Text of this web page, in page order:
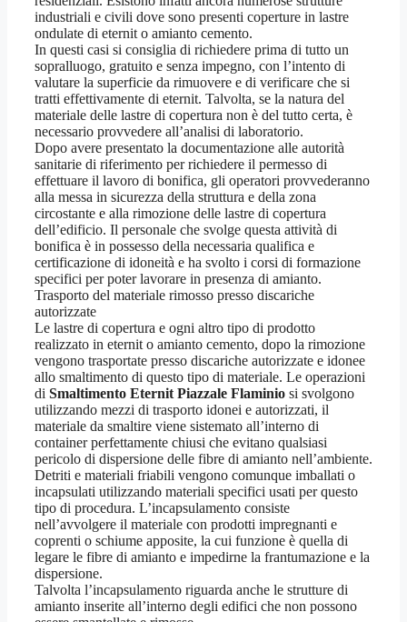
industriali e civili dove sono presenti coperture in lastre
ondulate di eternit o amianto cemento.
In questi casi si consiglia di richiedere prima di tutto un
sopralluogo, gratuito e senza impegno, con l’intento di
valutare la superficie da rimuovere e di verificare che si
tratti effettivamente di eternit. Talvolta, se la natura del
materiale delle lastre di copertura non è del tutto certa, è
necessario provvedere all’analisi di laboratorio.
Dopo avere presentato la documentazione alle autorità
sanitarie di riferimento per richiedere il permesso di
effettuare il lavoro di bonifica, gli operatori provvederanno
alla messa in sicurezza della struttura e della zona
circostante e alla rimozione delle lastre di copertura
dell’edificio. Il personale che svolge questa attività di
bonifica è in possesso della necessaria qualifica e
certificazione di idoneità e ha svolto i corsi di formazione
specifici per poter lavorare in presenza di amianto.
Trasporto del materiale rimosso presso discariche
autorizzate
Le lastre di copertura e ogni altro tipo di prodotto
realizzato in eternit o amianto cemento, dopo la rimozione
vengono trasportate presso discariche autorizzate e idonee
allo smaltimento di questo tipo di materiale. Le operazioni
di Smaltimento Eternit Piazzale Flaminio si svolgono
utilizzando mezzi di trasporto idonei e autorizzati, il
materiale da smaltire viene sistemato all’interno di
container perfettamente chiusi che evitano qualsiasi
pericolo di dispersione delle fibre di amianto nell’ambiente.
Detriti e materiali friabili vengono comunque imballati o
incapsulati utilizzando materiali specifici usati per questo
tipo di procedura. L’incapsulamento consiste
nell’avvolgere il materiale con prodotti impregnanti e
coprenti o schiume apposite, la cui funzione è quella di
legare le fibre di amianto e impedirne la frantumazione e la
dispersione.
Talvolta l’incapsulamento riguarda anche le strutture di
amianto inserite all’interno degli edifici che non possono